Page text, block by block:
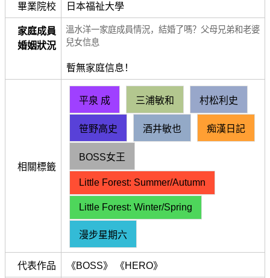
畢業院校 日本福祉大學
家庭成員
婚姻狀況
溫水洋一家庭成員情況，結婚了嗎？父母兄弟和老婆
兒女信息
暫無家庭信息！
相關標籤
平泉 成 三浦敏和 村松利史
笹野高史 酒井敏也 痴漢日記
BOSS女王
Little Forest: Summer/Autumn
Little Forest: Winter/Spring
漫步星期六
代表作品 《BOSS》 《HERO》